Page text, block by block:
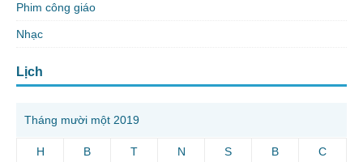
Phim công giáo
Nhạc
Lịch
Tháng mười một 2019
H B T N S B C